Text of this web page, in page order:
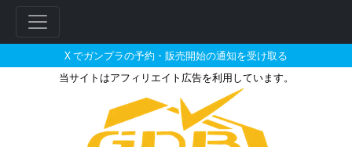
X でガンプラの予約・販売開始の通知を受け取る
当サイトはアフィリエイト広告を利用しています。
HG 1/144 イフリート（ダグ・シ